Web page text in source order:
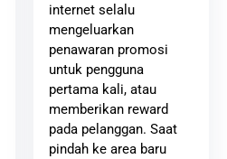
internet selalu
mengeluarkan
penawaran promosi
untuk pengguna
pertama kali, atau
memberikan reward
pada pelanggan. Saat
pindah ke area baru